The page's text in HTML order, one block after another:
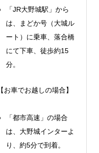
「JR大野城駅」から
は、まどか号（大城ル
ート）に乗車、落合橋
にて下車、徒歩約15
分。
【お車でお越しの場合】
「都市高速」の場合
は、大野城インターよ
り、約5分で到着。